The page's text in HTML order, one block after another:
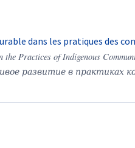
dans les pratiques des
Practices of Indigenous
развитие в практиках